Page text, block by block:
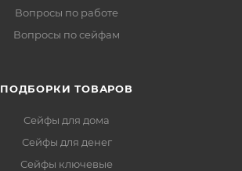
Вопросы по работе
Вопросы по сейфам
ПОДБОРКИ ТОВАРОВ
Сейфы для дома
Сейфы для денег
Сейфы ключевые